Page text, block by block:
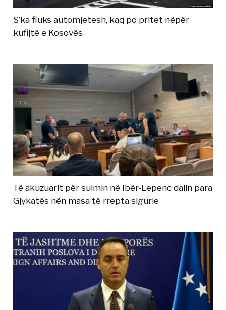
S’ka fluks automjetesh, kaq po pritet nëpër
kufijtë e Kosovës
Të akuzuarit për sulmin në Ibër-Lepenc dalin para
Gjykatës nën masa të rrepta sigurie